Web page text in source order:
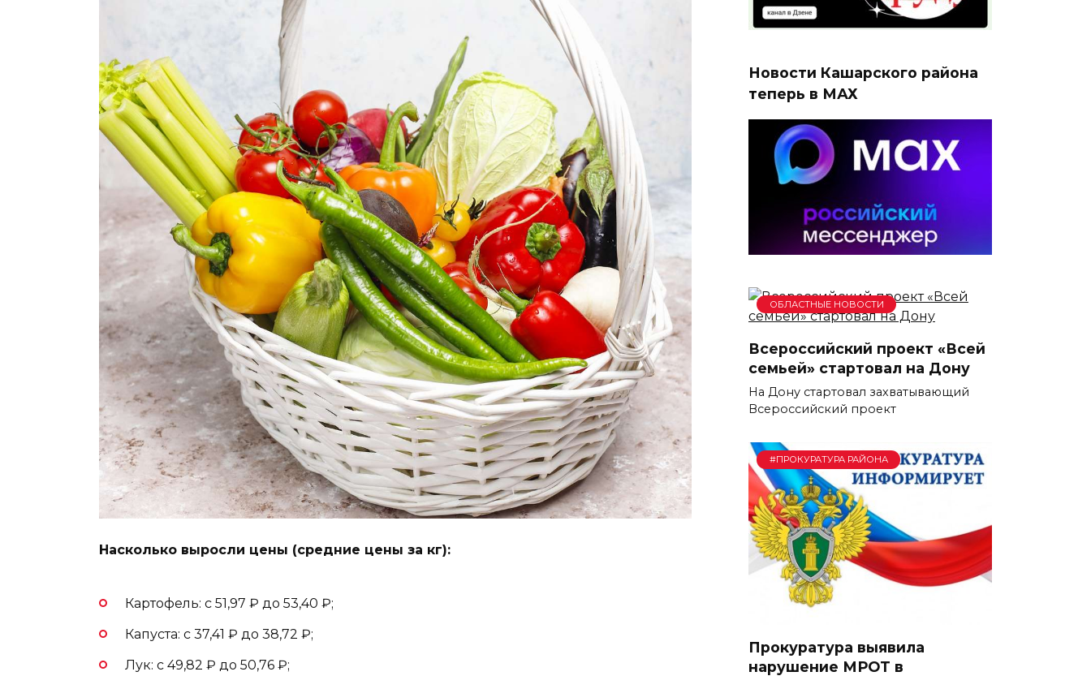
Насколько выросли цены (средние цены за кг):
Картофель: с 51,97 ₽ до 53,40 ₽;
Капуста: с 37,41 ₽ до 38,72 ₽;
Лук: с 49,82 ₽ до 50,76 ₽;
Новости Кашарского района
теперь в МАХ
ОБЛАСТНЫЕ НОВОСТИ
Всероссийский проект «Всей
семьей» стартовал на Дону
На Дону стартовал захватывающий
Всероссийский проект
#ПРОКУРАТУРА РАЙОНА
Прокуратура выявила
нарушение МРОТ в